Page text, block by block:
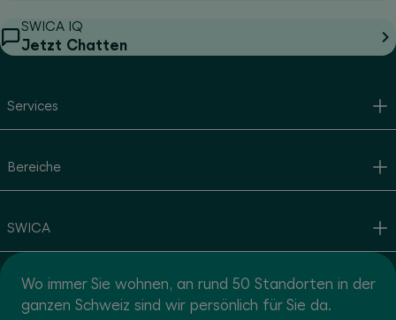
SWICA IQ
Jetzt Chatten
Services
Bereiche
SWICA
Wo immer Sie wohnen, an rund 50 Standorten in der
ganzen Schweiz sind wir persönlich für Sie da.